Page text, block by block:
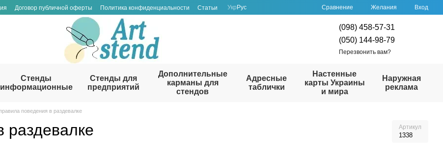
Договор публичной оферты Политика конфиденциальности Статьи Укр Рус Сравнение Желания Вход
(098) 458-57-31
(050) 144-98-79
Перезвонить вам?
Стенды
информационные
Стенды для
предприятий
Дополнительные
карманы для
стендов
Адресные
таблички
Настенные
карты Украины
и мира
Наружная
реклама
поведения в раздевалке
раздевалке Артикул
1338